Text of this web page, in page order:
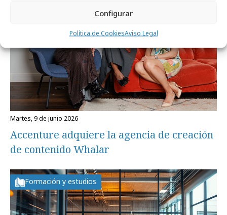
Configurar
Política de CookiesAviso Legal
martes, 9 de junio 2026
Accenture adquiere la agencia de creación
de contenido Whalar
Formación y estudios